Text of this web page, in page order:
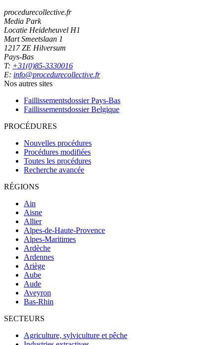
procedurecollective.fr
Media Park
Locatie Heideheuvel H1
Mart Smeetslaan 1
1217 ZE Hilversum
Pays-Bas
T: +31(0)85-3330016
E: info@procedurecollective.fr
Nos autres sites
Faillissementsdossier Pays-Bas
Faillissementsdossier Belgique
PROCÉDURES
Nouvelles procédures
Procédures modifiées
Toutes les procédures
Recherche avancée
RÉGIONS
Ain
Aisne
Allier
Alpes-de-Haute-Provence
Alpes-Maritimes
Ardèche
Ardennes
Ariège
Aube
Aude
Aveyron
Bas-Rhin
SECTEURS
Agriculture, sylviculture et pêche